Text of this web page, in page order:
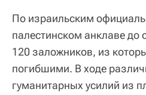
По израильским
палестинском анклаве до
120 заложников, из
погибшими. В ходе
гуманитарных усилий из